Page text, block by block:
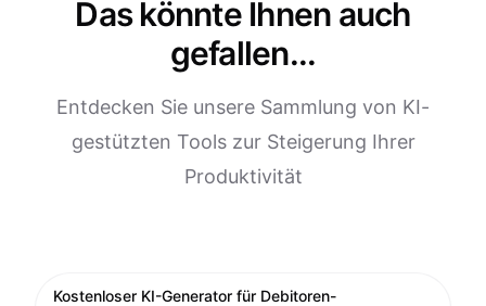
Das könnte Ihnen auch
gefallen...
Entdecken Sie unsere Sammlung von KI-
gestützten Tools zur Steigerung Ihrer
Produktivität
Kostenloser KI-Generator für Debitoren-